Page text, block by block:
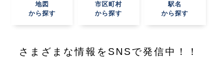
地図
から探す
市区町村
から探す
駅名
から探す
さまざまな情報を SNSで発信中！！